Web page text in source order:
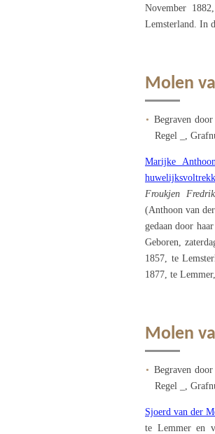
November
Lemsterland. In
Molen
Begraven
Regel _,
Marijke
Froukjen
(Anthoon van
gedaan door
Geboren,
1857, te
1877, te
Molen
Begraven
Regel _,
Sjoerd van der
te Lemmer en